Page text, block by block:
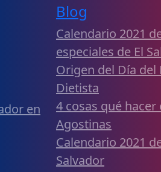
en
Blog
Calendario 2021
especiales de El
Origen del Día
Dietista
4 cosas qué hacer
Agostinas
Calendario 2021
Salvador